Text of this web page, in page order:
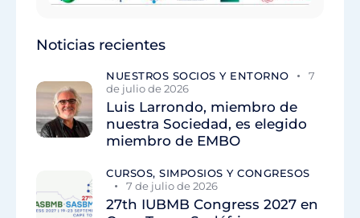
Noticias recientes
NUESTROS SOCIOS Y ENTORNO
7
de julio de 2026
Luis Larrondo, miembro de
nuestra Sociedad, es elegido
miembro de EMBO
CURSOS, SIMPOSIOS Y CONGRESOS
7 de julio de 2026
27th IUBMB Congress 2027 en